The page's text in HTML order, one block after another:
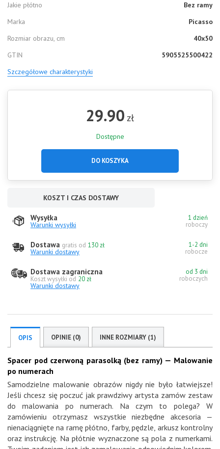
Jakie płótno
Bez ramy
Marka
Picasso
Rozmiar obrazu, cm
40x50
GTIN
5905525500422
Szczegółowe charakterystyki
29.90 zł
Dostępne
DO KOSZYKA
KOSZT I CZAS DOSTAWY
Wysyłka
Warunki wysyłki
1 dzień
roboczy
Dostawa gratis od 130 zł
Warunki dostawy
1-2 dni
robocze
Dostawa zagraniczna
Koszt wysyłki od 20 zł
Warunki dostawy
od 3 dni
roboczych
OPIS OPINIE (0) INNE ROZMIARY (1)
Spacer pod czerwoną parasolką (bez ramy) — Malowanie
po numerach
Samodzielne malowanie obrazów nigdy nie było łatwiejsze!
Jeśli chcesz się poczuć jak prawdziwy artysta zamów zestaw
do malowania po numerach. Na czym to polega? W
zamówieniu otrzymasz wszystkie niezbędne akcesoria —
nienaciągnięte na ramę płótno, farby, pędzle, arkusz kontrolny
oraz instrukcję. Na płótnie wyznaczone są pola z numerkami.